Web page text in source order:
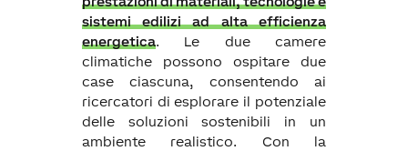
sistemi edilizi ad alta efficienza
energetica. Le due camere
climatiche possono ospitare due
case ciascuna, consentendo ai
ricercatori di esplorare il potenziale
delle soluzioni sostenibili in un
ambiente realistico. Con la